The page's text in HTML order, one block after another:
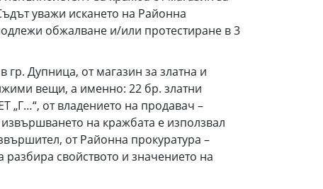
уважи искането на Районна
обжалване и/или протестиране в 3
гр. Дупница, от магазин за златна и
вещи, а именно: 22 бр. златни
„Г…“, от владението на продавач –
на кражбата е използвал
от Районна прокуратура –
свойството и значението на